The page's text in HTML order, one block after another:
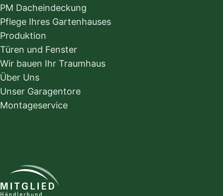
PM Dacheindeckung
Pflege Ihres Gartenhauses
Produktion
Türen und Fenster
Wir bauen Ihr Traumhaus
Über Uns
Unser Garagentore
Montageservice